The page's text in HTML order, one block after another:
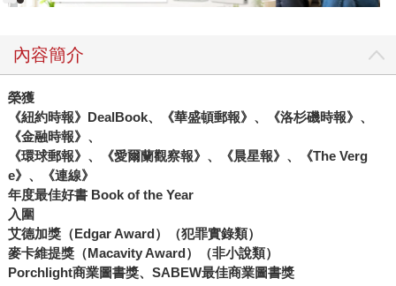
內容簡介
榮獲
《紐約時報》DealBook、《華盛頓郵報》、《洛杉磯時報》、
《金融時報》、
《環球郵報》、《愛爾蘭觀察報》、《晨星報》、《The Verg
e》、《連線》
年度最佳好書 Book of the Year
入圍
艾德加獎（Edgar Award）（犯罪實錄類）
麥卡維提獎（Macavity Award）（非小說類）
Porchlight商業圖書獎、SABEW最佳商業圖書獎